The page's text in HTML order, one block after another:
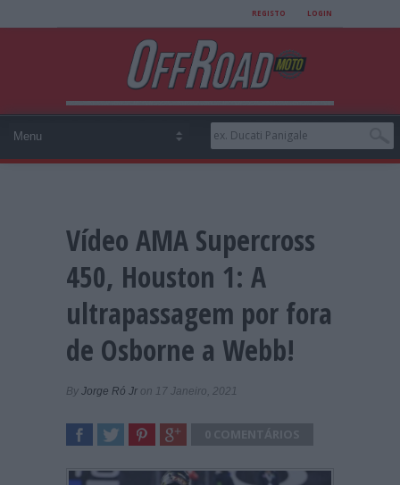
REGISTO LOGIN
Vídeo AMA Supercross
450, Houston 1: A
ultrapassagem por fora
de Osborne a Webb!
By Jorge Ró Jr on 17 Janeiro, 2021